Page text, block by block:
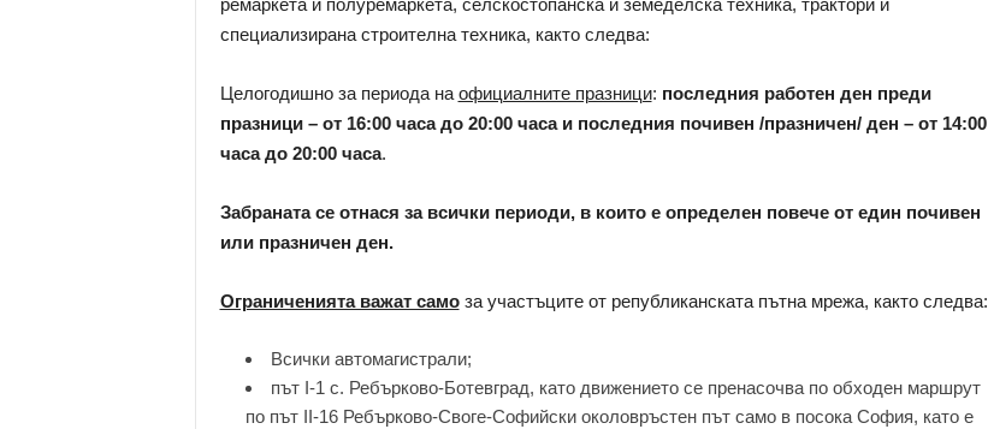
ремаркета и полуремаркета, селскостопанска и земеделска техника, трактори и
специализирана строителна техника, както следва:
Целогодишно за периода на официалните празници: последния работен ден преди
празници – от 16:00 часа до 20:00 часа и последния почивен /празничен/ ден – от 14:00
часа до 20:00 часа.
Забраната се отнася за всички периоди, в които е определен повече от един почивен
или празничен ден.
Ограниченията важат самоза участъците от републиканската пътна мрежа, както следва:
Всички автомагистрали;
път I-1 с. Ребърково-Ботевград, като движението се пренасочва по обходен маршрут
по път II-16 Ребърково-Своге-Софийски околовръстен път само в посока София, като е